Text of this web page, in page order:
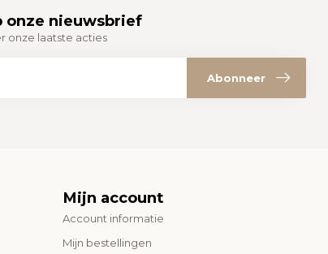
onze nieuwsbrief
onze laatste acties
Abonneer
Mijn account
Account informatie
Mijn bestellingen